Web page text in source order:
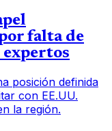
falta de
posición definida
con EE.UU.
la región.